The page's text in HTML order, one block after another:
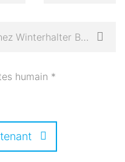
Ma personne de contact chez Winterhalter Belgium (si connue)
humain *